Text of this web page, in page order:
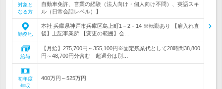
対象と
なる方
自動車免許、営業の経験（法人向け・個人向け不問）、英語スキ
ル（日常会話レベル）】
勤務地
本社 兵庫県神戸市兵庫区島上町1－2－14 ※転勤あり 【雇入れ直
後】上記事業所 【変更の範囲】会…
給与
【月給】275,700円～355,100円※固定残業代として20時間38,800
円～48,700円分含む 超過分は別…
初年度
年収
400万円～525万円